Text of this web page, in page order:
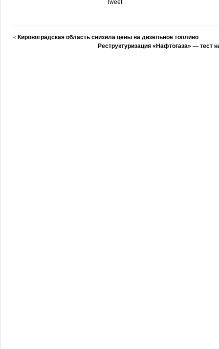
Tweet
« Кировоградская область снизила цены на дизельное топливо
Реструктуризация «Нафтогаза» — тест